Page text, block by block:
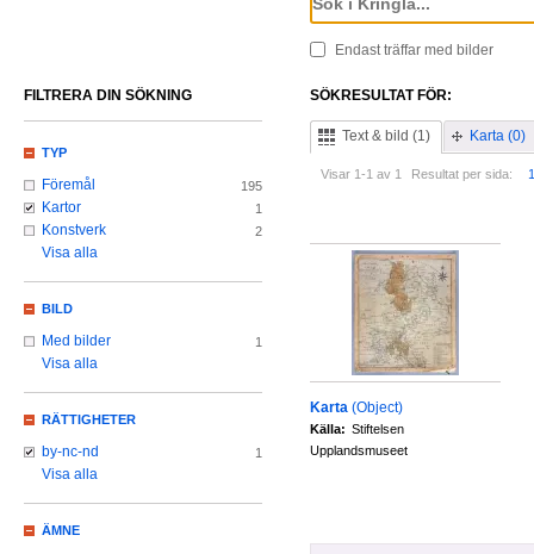
Endast träffar med bilder
SÖKRESULTAT FÖR:
Text & bild (1) Karta (0)
Visar 1-1 av 1 Resultat per sida:
Karta (Object)
Källa: Stiftelsen
Upplandsmuseet
FILTRERA DIN SÖKNING
TYP
Föremål 195
Kartor 1
Konstverk 2
Visa alla
BILD
Med bilder 1
Visa alla
RÄTTIGHETER
by-nc-nd 1
Visa alla
ÄMNE